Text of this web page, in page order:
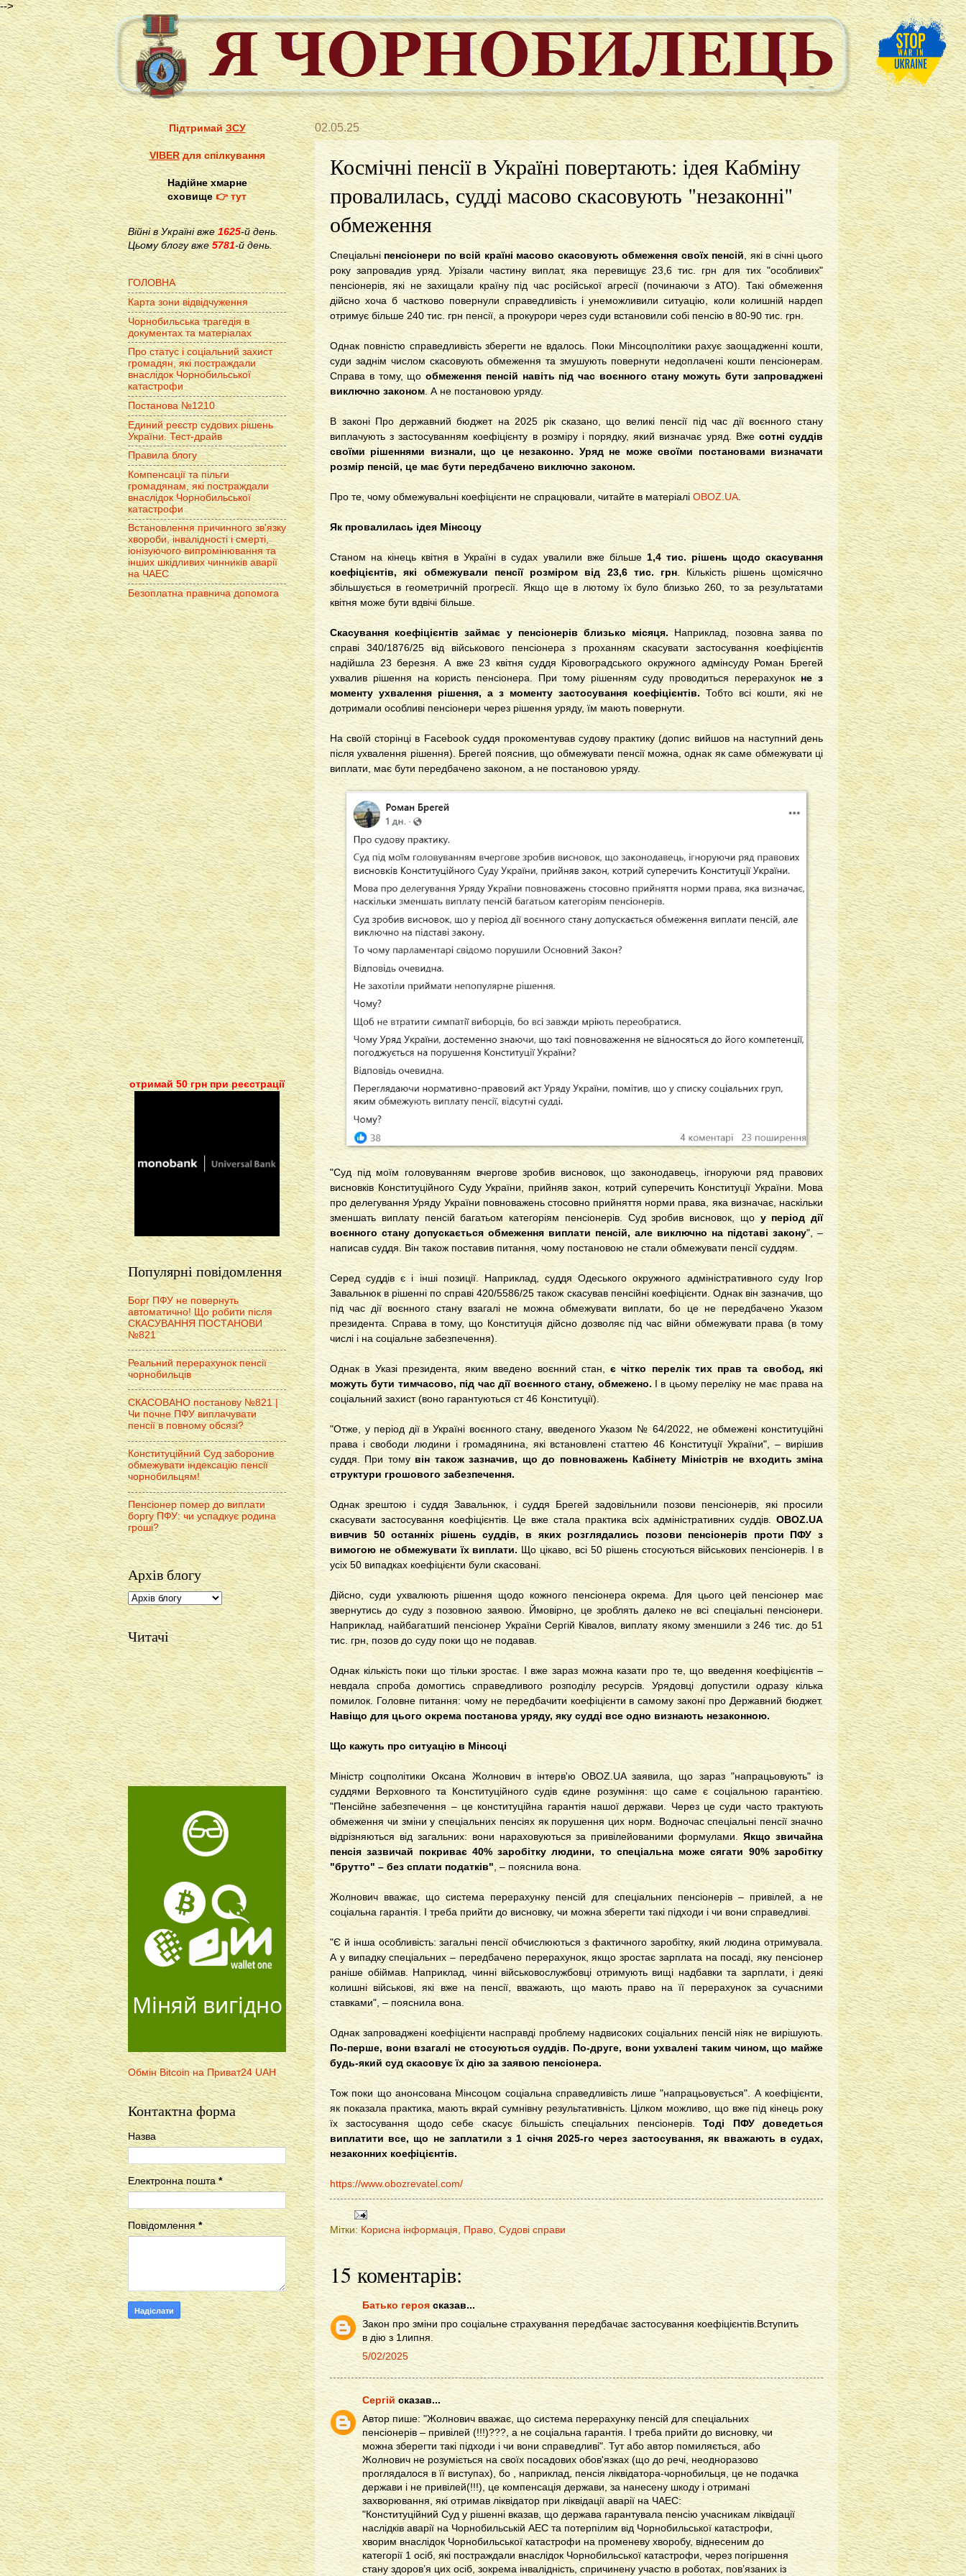
-->
02.05.25
Космічні пенсії в Україні повертають: ідея Кабміну
провалилась, судді масово скасовують "незаконні"
обмеження
Спеціальні пенсіонери по всій країні масово скасовують обмеження своїх пенсій, які в січні цього
року запровадив уряд. Урізали частину виплат, яка перевищує 23,6 тис. грн для тих "особливих"
пенсіонерів, які не захищали країну під час російської агресії (починаючи з АТО). Такі обмеження
дійсно хоча б частково повернули справедливість і унеможливили ситуацію, коли колишній нардеп
отримує більше 240 тис. грн пенсії, а прокурори через суди встановили собі пенсію в 80-90 тис. грн.
Однак повністю справедливість зберегти не вдалось. Поки Мінсоцполітики рахує заощадженні кошти,
суди заднім числом скасовують обмеження та змушують повернути недоплачені кошти пенсіонерам.
Справа в тому, щообмеження пенсій навіть під час воєнного стану можуть бути запроваджені
виключно законом. А не постановою уряду.
В законі Про державний бюджет на 2025 рік сказано, що великі пенсії під час дії воєнного стану
виплачують з застосуванням коефіцієнту в розміру і порядку, який визначає уряд. Вже сотні суддів
своїми рішеннями визнали, що це незаконно. Уряд не може своїми постановами визначати
розмір пенсій, це має бути передбачено виключно законом.
Про те, чому обмежувальні коефіцієнти не спрацювали, читайте в матеріалі OBOZ.UA.
Як провалилась ідея Мінсоцу
Станом на кінець квітня в Україні в судах увалили вже більше 1,4 тис. рішень щодо скасування
коефіцієнтів, які обмежували пенсії розміром від 23,6 тис. грн. Кількість рішень щомісячно
збільшується в геометричній прогресії. Якщо ще в лютому їх було близько 260, то за результатами
квітня може бути вдвічі більше.
Скасування коефіцієнтів займає у пенсіонерів близько місяця. Наприклад, позовна заява по
справі 340/1876/25 від військового пенсіонера з проханням скасувати застосування коефіцієнтів
надійшла 23 березня. А вже 23 квітня суддя Кіровоградського окружного адмінсуду Роман Брегей
ухвалив рішення на користь пенсіонера. При тому рішенням суду проводиться перерахунок не з
моменту ухвалення рішення, а з моменту застосування коефіцієнтів. Тобто всі кошти, які не
дотримали особливі пенсіонери через рішення уряду, їм мають повернути.
На своїй сторінці в Facebook суддя прокоментував судову практику (допис вийшов на наступний день
після ухвалення рішення). Брегей пояснив, що обмежувати пенсії можна, однак як саме обмежувати ці
виплати, має бути передбачено законом, а не постановою уряду.
"Суд під моїм головуванням вчергове зробив висновок, що законодавець, ігноруючи ряд правових
висновків Конституційного Суду України, прийняв закон, котрий суперечить Конституції України. Мова
про делегування Уряду України повноважень стосовно прийняття норми права, яка визначає, наскільки
зменшать виплату пенсій багатьом категоріям пенсіонерів. Суд зробив висновок, що у період дії
воєнного стану допускається обмеження виплати пенсій, але виключно на підставі закону", –
написав суддя. Він також поставив питання, чому постановою не стали обмежувати пенсії суддям.
Серед суддів є і інші позиції. Наприклад, суддя Одеського окружного адміністративного суду Ігор
Завальнюк в рішенні по справі 420/5586/25 також скасував пенсійні коефіцієнти. Однак він зазначив, що
під час дії воєнного стану взагалі не можна обмежувати виплати, бо це не передбачено Указом
президента. Справа в тому, що Конституція дійсно дозволяє під час війни обмежувати права (в тому
числі і на соціальне забезпечення).
Однак в Указі президента, яким введено воєнний стан,є чітко перелік тих прав та свобод, які
можуть бути тимчасово, під час дії воєнного стану, обмежено. І в цьому переліку не має права на
соціальний захист (воно гарантуються ст 46 Конституції).
"Отже, у період дії в Україні воєнного стану, введеного Указом № 64/2022, не обмежені конституційні
права і свободи людини і громадянина, які встановлені статтею 46 Конституції України", – вирішив
суддя. При тому він також зазначив, що до повноважень Кабінету Міністрів не входить зміна
структури грошового забезпечення.
Однак зрештою і суддя Завальнюк, і суддя Брегей задовільнили позови пенсіонерів, які просили
скасувати застосування коефіцієнтів. Це вже стала практика всіх адміністративних суддів. OBOZ.UA
вивчив 50 останніх рішень суддів, в яких розглядались позови пенсіонерів проти ПФУ з
вимогою не обмежувати їх виплати. Що цікаво, всі 50 рішень стосуються військових пенсіонерів. І в
усіх 50 випадках коефіцієнти були скасовані.
Дійсно, суди ухвалюють рішення щодо кожного пенсіонера окрема. Для цього цей пенсіонер має
звернутись до суду з позовною заявою. Ймовірно, це зроблять далеко не всі спеціальні пенсіонери.
Наприклад, найбагатший пенсіонер України Сергій Ківалов, виплату якому зменшили з 246 тис. до 51
тис. грн, позов до суду поки що не подавав.
Однак кількість поки що тільки зростає. І вже зараз можна казати про те, що введення коефіцієнтів –
невдала спроба домогтись справедливого розподілу ресурсів. Урядовці допустили одразу кілька
помилок. Головне питання: чому не передбачити коефіцієнти в самому законі про Державний бюджет.
Навіщо для цього окрема постанова уряду, яку судді все одно визнають незаконною.
Що кажуть про ситуацію в Мінсоці
Міністр соцполітики Оксана Жолнович в інтерв'ю OBOZ.UA заявила, що зараз "напрацьовують" із
суддями Верховного та Конституційного судів єдине розуміння: що саме є соціальною гарантією.
"Пенсійне забезпечення – це конституційна гарантія нашої держави. Через це суди часто трактують
обмеження чи зміни у спеціальних пенсіях як порушення цих норм. Водночас спеціальні пенсії значно
відрізняються від загальних: вони нараховуються за привілейованими формулами.Якщо звичайна
пенсія зазвичай покриває 40% заробітку людини, то спеціальна може сягати 90% заробітку
"брутто" – без сплати податків", – пояснила вона.
Жолнович вважає, що система перерахунку пенсій для спеціальних пенсіонерів – привілей, а не
соціальна гарантія. І треба прийти до висновку, чи можна зберегти такі підходи і чи вони справедливі.
"Є й інша особливість: загальні пенсії обчислюються з фактичного заробітку, який людина отримувала.
А у випадку спеціальних – передбачено перерахунок, якщо зростає зарплата на посаді, яку пенсіонер
раніше обіймав. Наприклад, чинні військовослужбовці отримують вищі надбавки та зарплати, і деякі
колишні військові, які вже на пенсії, вважають, що мають право на її перерахунок за сучасними
ставками", – пояснила вона.
Однак запроваджені коефіцієнти насправді проблему надвисоких соціальних пенсій ніяк не вирішують.
По-перше, вони взагалі не стосуються суддів. По-друге, вони ухвалені таким чином, що майже
будь-який суд скасовує їх дію за заявою пенсіонера.
Тож поки що анонсована Мінсоцом соціальна справедливість лише "напрацьовується". А коефіцієнти,
як показала практика, мають вкрай сумнівну результативність. Цілком можливо, що вже під кінець року
їх застосування щодо себе скасує більшість спеціальних пенсіонерів.Тоді ПФУ доведеться
виплатити все, що не заплатили з 1 січня 2025-го через застосування, як вважають в судах,
незаконних коефіцієнтів.
https://www.obozrevatel.com/
Мітки: Корисна інформація, Право, Судові справи
15 коментарів:
Батько героя сказав...
Закон про зміни про соціальне страхування передбачає застосування коефіцієнтів.Вступить
в дію з 1липня.
5/02/2025
Сергій сказав...
Автор пише: "Жолнович вважає, що система перерахунку пенсій для спеціальних
пенсіонерів – привілей (!!!)???, а не соціальна гарантія. І треба прийти до висновку, чи
можна зберегти такі підходи і чи вони справедливі". Тут або автор помиляється, або
Жолнович не розуміється на своїх посадових обов'язках (що до речі, неодноразово
проглядалося в її виступах), бо , наприклад, пенсія ліквідатора-чорнобильця, це не подачка
держави і не привілей(!!!), це компенсація держави, за нанесену шкоду і отримані
захворювання, які отримав ліквідатор при ліквідації аварії на ЧАЕС:
"Конституційний Суд у рішенні вказав, що держава гарантувала пенсію учасникам ліквідації
наслідків аварії на Чорнобильській АЕС та потерпілим від Чорнобильської катастрофи,
хворим внаслідок Чорнобильської катастрофи на променеву хворобу, віднесеним до
категорії 1 осіб, які постраждали внаслідок Чорнобильської катастрофи, через погіршення
стану здоров’я цих осіб, зокрема інвалідність, спричинену участю в роботах, пов’язаних із
ПідтримайЗСУ
VIBERдля спілкування
Надійне хмарне
сховище👉 тут
Війні в Україні вже1625-й день.
Цьому блогу вже 5781-й день.
ГОЛОВНА
Карта зони відвідчуження
Чорнобильська трагедія в
документах та матеріалах
Про статус і соціальний захист
громадян, які постраждали
внаслідок Чорнобильської
катастрофи
Постанова №1210
Единий реєстр судових рішень
України. Тест-драйв
Правила блогу
Компенсації та пільги
громадянам, які постраждали
внаслідок Чорнобильської
катастрофи
Встановлення причинного зв'язку
хвороби, інвалідності і смерті,
іонізуючого випромінювання та
інших шкідливих чинників аварії
на ЧАЕС
Безоплатна правнича допомога
отримай 50 грн при реєстрації
Популярні повідомлення
Борг ПФУ не повернуть
автоматично! Що робити після
СКАСУВАННЯ ПОСТАНОВИ
№821
Реальний перерахунок пенсії
чорнобильців
СКАСОВАНО постанову №821 |
Чи почне ПФУ виплачувати
пенсії в повному обсязі?
Конституційний Суд заборонив
обмежувати індексацію пенсії
чорнобильцям!
Пенсіонер помер до виплати
боргу ПФУ: чи успадкує родина
гроші?
Архів блогу
Читачі
Міняй вигідно
Обмін Bitcoin на Приват24 UAH
Контактна форма
Назва
Електронна пошта*
Повідомлення*